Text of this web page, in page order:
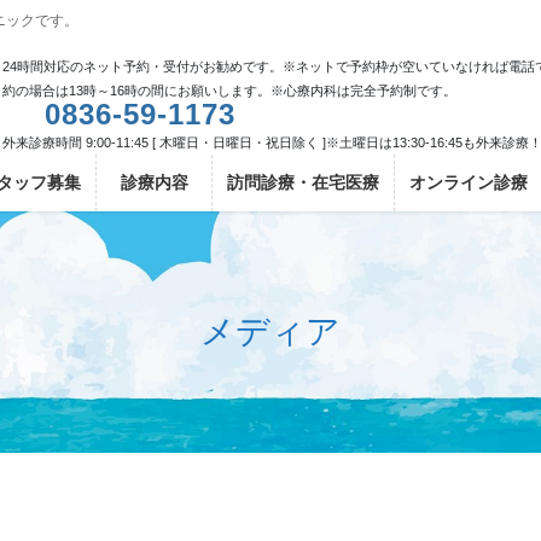
クです。
24時間対応のネット予約・受付がお勧めです。※ネットで予約枠が空いていなければ電話
約の場合は13時～16時の間にお願いします。※心療内科は完全予約制です。
0836-59-1173
外来診療時間 9:00-11:45 [ 木曜日・日曜日・祝日除く ]※土曜日は13:30-16:45も外来診療！
ッフ募集 診療内容 訪問診療・在宅医療 オンライン診療
メディア